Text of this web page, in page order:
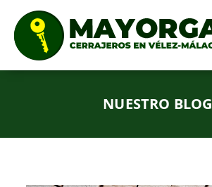
NUESTRO BLOG